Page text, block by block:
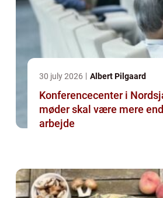
30 july 2026 Albert Pilgaard
Konferencecenter i
møder skal være mere
arbejde